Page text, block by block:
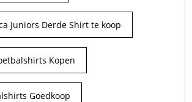
Juniors Derde Shirt te koop
Kopen
Goedkoop